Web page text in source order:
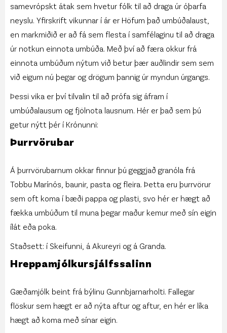
samevrópskt átak sem hvetur fólk til að draga úr óþarfa
neyslu. Yfirskrift vikunnar í ár er Höfum það umbúðalaust
en markmiðið er að fá sem flesta í samfélaginu til að draga
úr notkun einnota umbúða. Með því að færa okkur frá
einnota umbúðum nýtum við betur þær auðlindir sem sem
við eigum nú þegar og drögum þannig úr myndun úrgangs.
Þessi vika er því tilvalin til að prófa sig áfram í
umbúðalausum og fjölnota lausnum. Hér er það sem þú
getur nýtt þér í Krónunni:
Þurrvörubar
Á þurrvörubarnum okkar finnur þú geggjað granóla frá
Tobbu Marínós, baunir, pasta og fleira. Þetta eru þurrvörur
sem oft koma í bæði pappa og plasti, svo hér er hægt að
fækka umbúðum til muna þegar maður kemur með sín eigin
ílát eða poka.
Staðsett: í Skeifunni, á Akureyri og á Granda.
Hreppamjólkursjálfssalinn
Gæðamjólk beint frá býlinu Gunnbjarnarholti. Fallegar
flöskur sem hægt er að nýta aftur og aftur, en hér er líka
hægt að koma með sínar eigin.